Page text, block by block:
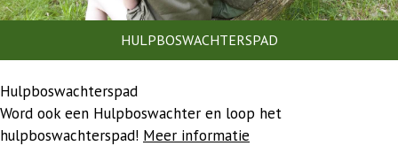
HULPBOSWACHTERSPAD
Hulpboswachterspad
Word ook een Hulpboswachter en loop het
hulpboswachterspad! Meer informatie